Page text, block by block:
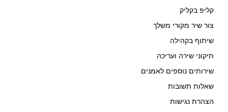
קליפ בקליק
צור שיר מקורי משלך
שיתוף בקהילה
תיקוני שירה ועריכה
שירותים נוספים לאמנים
שאלות תשובות
הצהרת נגישות